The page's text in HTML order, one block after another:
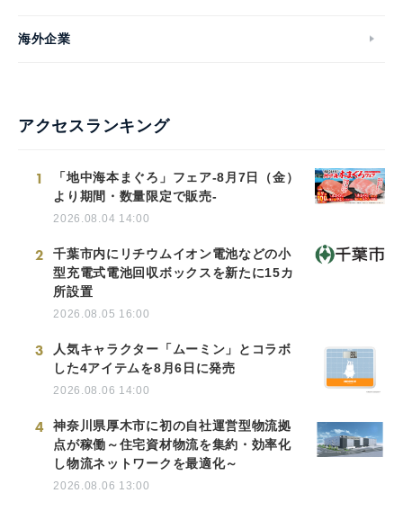
海外企業
アクセスランキング
1
「地中海本まぐろ」フェア-8月7日（金）
より期間・数量限定で販売-
2026.08.04 14:00
2
千葉市内にリチウムイオン電池などの小
型充電式電池回収ボックスを新たに15カ
所設置
2026.08.05 16:00
3
人気キャラクター「ムーミン」とコラボ
した4アイテムを8月6日に発売
2026.08.06 14:00
4
神奈川県厚木市に初の自社運営型物流拠
点が稼働～住宅資材物流を集約・効率化
し物流ネットワークを最適化～
2026.08.06 13:00